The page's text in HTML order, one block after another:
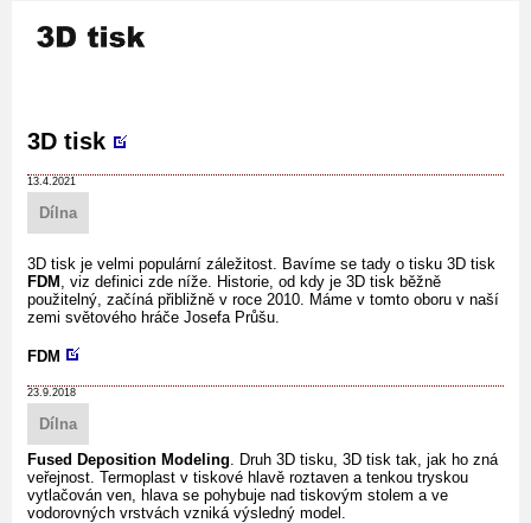
3D tisk
13.4.2021
Dílna
3D tisk je velmi populární záležitost. Bavíme se tady o tisku 3D tisk
FDM , viz definici zde níže. Historie, od kdy je 3D tisk běžně
použitelný, začíná přibližně v roce 2010. Máme v tomto oboru v naší
zemi světového hráče Josefa Průšu.
FDM
23.9.2018
Dílna
Fused Deposition Modeling . Druh 3D tisku, 3D tisk tak, jak ho zná
veřejnost. Termoplast v tiskové hlavě roztaven a tenkou tryskou
vytlačován ven, hlava se pohybuje nad tiskovým stolem a ve
vodorovných vrstvách vzniká výsledný model.